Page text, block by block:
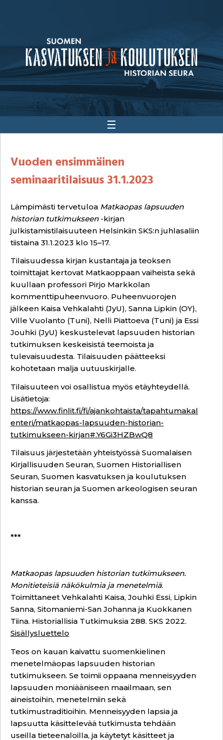
☰
Vuoden ensimmäinen
seminaaritilaisuus 31.1.2023
Lämpimästi tervetuloa Matkaopas lapsuuden
historian tutkimukseen-kirjan
julkistamistilaisuuteen Helsinkiin SKS:n juhlasaliin
tiistaina 31.1.2023 klo 15–17.
Tilaisuudessa kirjan kustantaja ja teoksen
toimittajat kertovat Matkaoppaan vaiheista sekä
kuullaan professori Pirjo Markkolan
kommenttipuheenvuoro. Puheenvuorojen
jälkeen Kaisa Vehkalahti (JyU), Sanna Lipkin (OY),
Ville Vuolanto (Tuni), Nelli Piattoeva (Tuni) ja Essi
Jouhki (JyU) keskustelevat lapsuuden historian
tutkimuksen keskeisistä teemoista ja
tulevaisuudesta. Tilaisuuden päätteeksi
kohotetaan malja uutuuskirjalle.
Tilaisuuteen voi osallistua myös etäyhteydellä.
Lisätietoja:
https://www.finlit.fi/fi/ajankohtaista/tapahtumakal
enteri/matkaopas-lapsuuden-historian-
tutkimukseen-kirjan#.Y6Gi3HZBwQ8
Tilaisuus järjestetään yhteistyössä Suomalaisen
Kirjallisuuden Seuran, Suomen Historiallisen
Seuran, Suomen kasvatuksen ja koulutuksen
historian seuran ja Suomen arkeologisen seuran
kanssa.
***
Matkaopas lapsuuden historian tutkimukseen.
Monitieteisiä näkökulmia ja menetelmiä.
Toimittaneet Vehkalahti Kaisa, Jouhki Essi, Lipkin
Sanna, Sitomaniemi-San Johanna ja Kuokkanen
Tiina. Historiallisia Tutkimuksia 288. SKS 2022.
Sisällysluettelo
Teos on kauan kaivattu suomenkielinen
menetelmäopas lapsuuden historian
tutkimukseen. Se toimii oppaana menneisyyden
lapsuuden moniääniseen maailmaan, sen
aineistoihin, menetelmiin sekä
tutkimustraditioihin. Menneisyyden lapsia ja
lapsuutta käsittelevää tutkimusta tehdään
useilla tieteenaloilla, ja käytetyt käsitteet ja